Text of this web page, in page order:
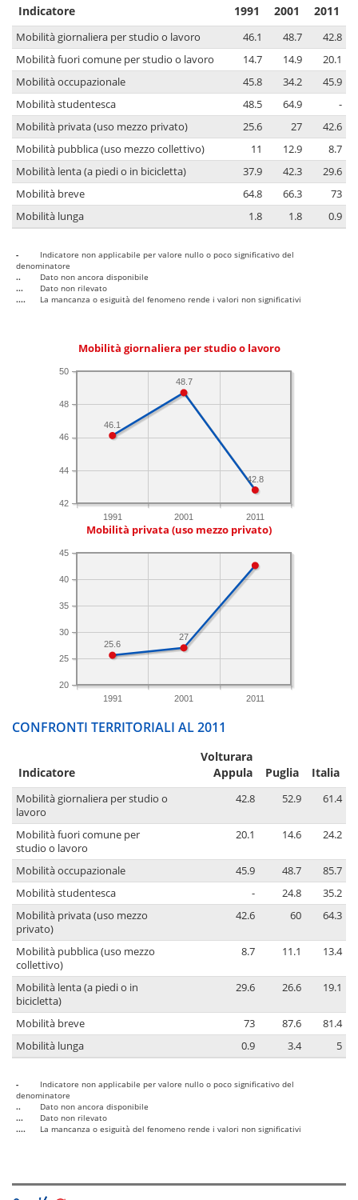
Indicatore 1991 2001 2011
Mobilità giornaliera per studio o lavoro 46.1 48.7
42.8
Mobilità fuori comune per studio o lavoro
14.7 14.9
20.1
Mobilità occupazionale
45.8 34.2
45.9
Mobilità studentesca
48.5 64.9
-
Mobilità privata (uso mezzo privato)
25.6 27
42.6
Mobilità pubblica (uso mezzo collettivo)
11 12.9
8.7
Mobilità lenta (a piedi o in bicicletta)
37.9 42.3
29.6
Mobilità breve
64.8 66.3
73
Mobilità lunga
1.8 1.8 0.9
-
Indicatore non applicabile per valore nullo o poco significativo del
denominatore
..
Dato non ancora disponibile
...
Dato non rilevato
....
La mancanza o esiguità del fenomeno rende i valori non significativi
Mobilità giornaliera per studio o lavoro
1991 2001 2011
42
44
46
48
50
42.8
48.7
46.1
Mobilità privata (uso mezzo privato)
1991 2001 2011
20
25
30
35
40
45
27
25.6
CONFRONTI TERRITORIALI AL 2011
Indicatore
Volturara
Appula
Puglia Italia
Mobilità giornaliera per studio o
lavoro
42.8 52.9 61.4
Mobilità fuori comune per
studio o lavoro
20.1 14.6 24.2
Mobilità occupazionale 45.9 48.7
85.7
Mobilità studentesca
- 24.8
35.2
Mobilità privata (uso mezzo
privato)
42.6 60 64.3
Mobilità pubblica (uso mezzo
collettivo)
8.7 11.1 13.4
Mobilità lenta (a piedi o in
bicicletta)
29.6 26.6 19.1
Mobilità breve 73 87.6
81.4
Mobilità lunga
0.9 3.4 5
-
Indicatore non applicabile per valore nullo o poco significativo del
denominatore
..
Dato non ancora disponibile
...
Dato non rilevato
....
La mancanza o esiguità del fenomeno rende i valori non significativi